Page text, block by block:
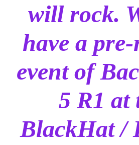
will rock.
have a pre-
event of
5 R1 at
BlackHat /